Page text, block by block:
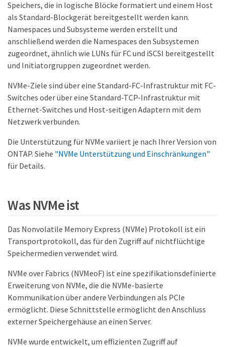
Speichers, die in logische Blöcke formatiert und einem Host
als Standard-Blockgerät bereitgestellt werden kann.
Namespaces und Subsysteme werden erstellt und
anschließend werden die Namespaces den Subsystemen
zugeordnet, ähnlich wie LUNs für FC und iSCSI bereitgestellt
und Initiatorgruppen zugeordnet werden.
NVMe-Ziele sind über eine Standard-FC-Infrastruktur mit FC-
Switches oder über eine Standard-TCP-Infrastruktur mit
Ethernet-Switches und Host-seitigen Adaptern mit dem
Netzwerk verbunden.
Die Unterstützung für NVMe variiert je nach Ihrer Version von
ONTAP. Siehe "NVMe Unterstützung und Einschränkungen"
für Details.
Was NVMe ist
Das Nonvolatile Memory Express (NVMe) Protokoll ist ein
Transportprotokoll, das für den Zugriff auf nichtflüchtige
Speichermedien verwendet wird.
NVMe over Fabrics (NVMeoF) ist eine spezifikationsdefinierte
Erweiterung von NVMe, die die NVMe-basierte
Kommunikation über andere Verbindungen als PCIe
ermöglicht. Diese Schnittstelle ermöglicht den Anschluss
externer Speichergehäuse an einen Server.
NVMe wurde entwickelt, um effizienten Zugriff auf